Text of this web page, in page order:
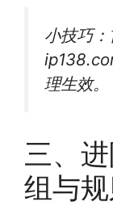
小技巧
理生效。
三、
组与